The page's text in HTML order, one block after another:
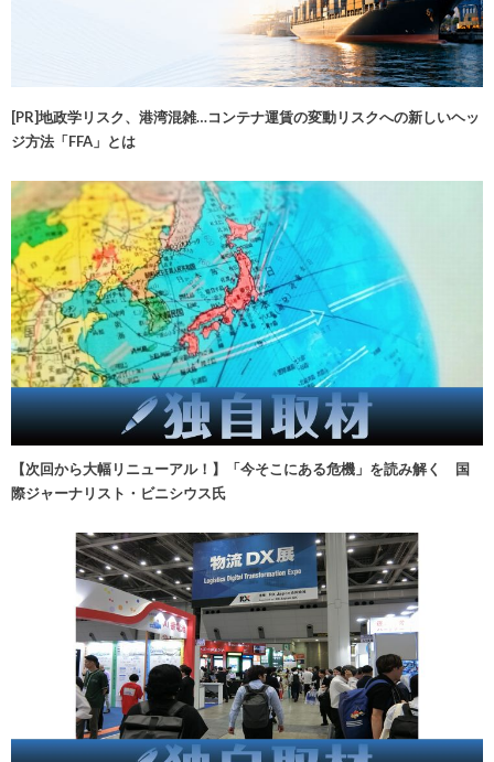
[PR]地政学リスク、港湾混雑…コンテナ運賃の変動リスクへの新しいヘッ
ジ方法「FFA」とは
【次回から大幅リニューアル！】「今そこにある危機」を読み解く 国
際ジャーナリスト・ビニシウス氏